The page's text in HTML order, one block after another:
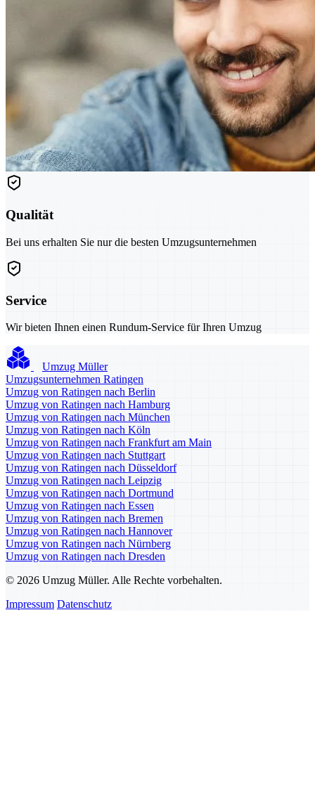
Qualität
Bei uns erhalten Sie nur die besten Umzugsunternehmen
Service
Wir bieten Ihnen einen Rundum-Service für Ihren Umzug
Umzug Müller
Umzugsunternehmen Ratingen
Umzug von Ratingen nach Berlin
Umzug von Ratingen nach Hamburg
Umzug von Ratingen nach München
Umzug von Ratingen nach Köln
Umzug von Ratingen nach Frankfurt am Main
Umzug von Ratingen nach Stuttgart
Umzug von Ratingen nach Düsseldorf
Umzug von Ratingen nach Leipzig
Umzug von Ratingen nach Dortmund
Umzug von Ratingen nach Essen
Umzug von Ratingen nach Bremen
Umzug von Ratingen nach Hannover
Umzug von Ratingen nach Nürnberg
Umzug von Ratingen nach Dresden
© 2026 Umzug Müller. Alle Rechte vorbehalten.
Impressum Datenschutz